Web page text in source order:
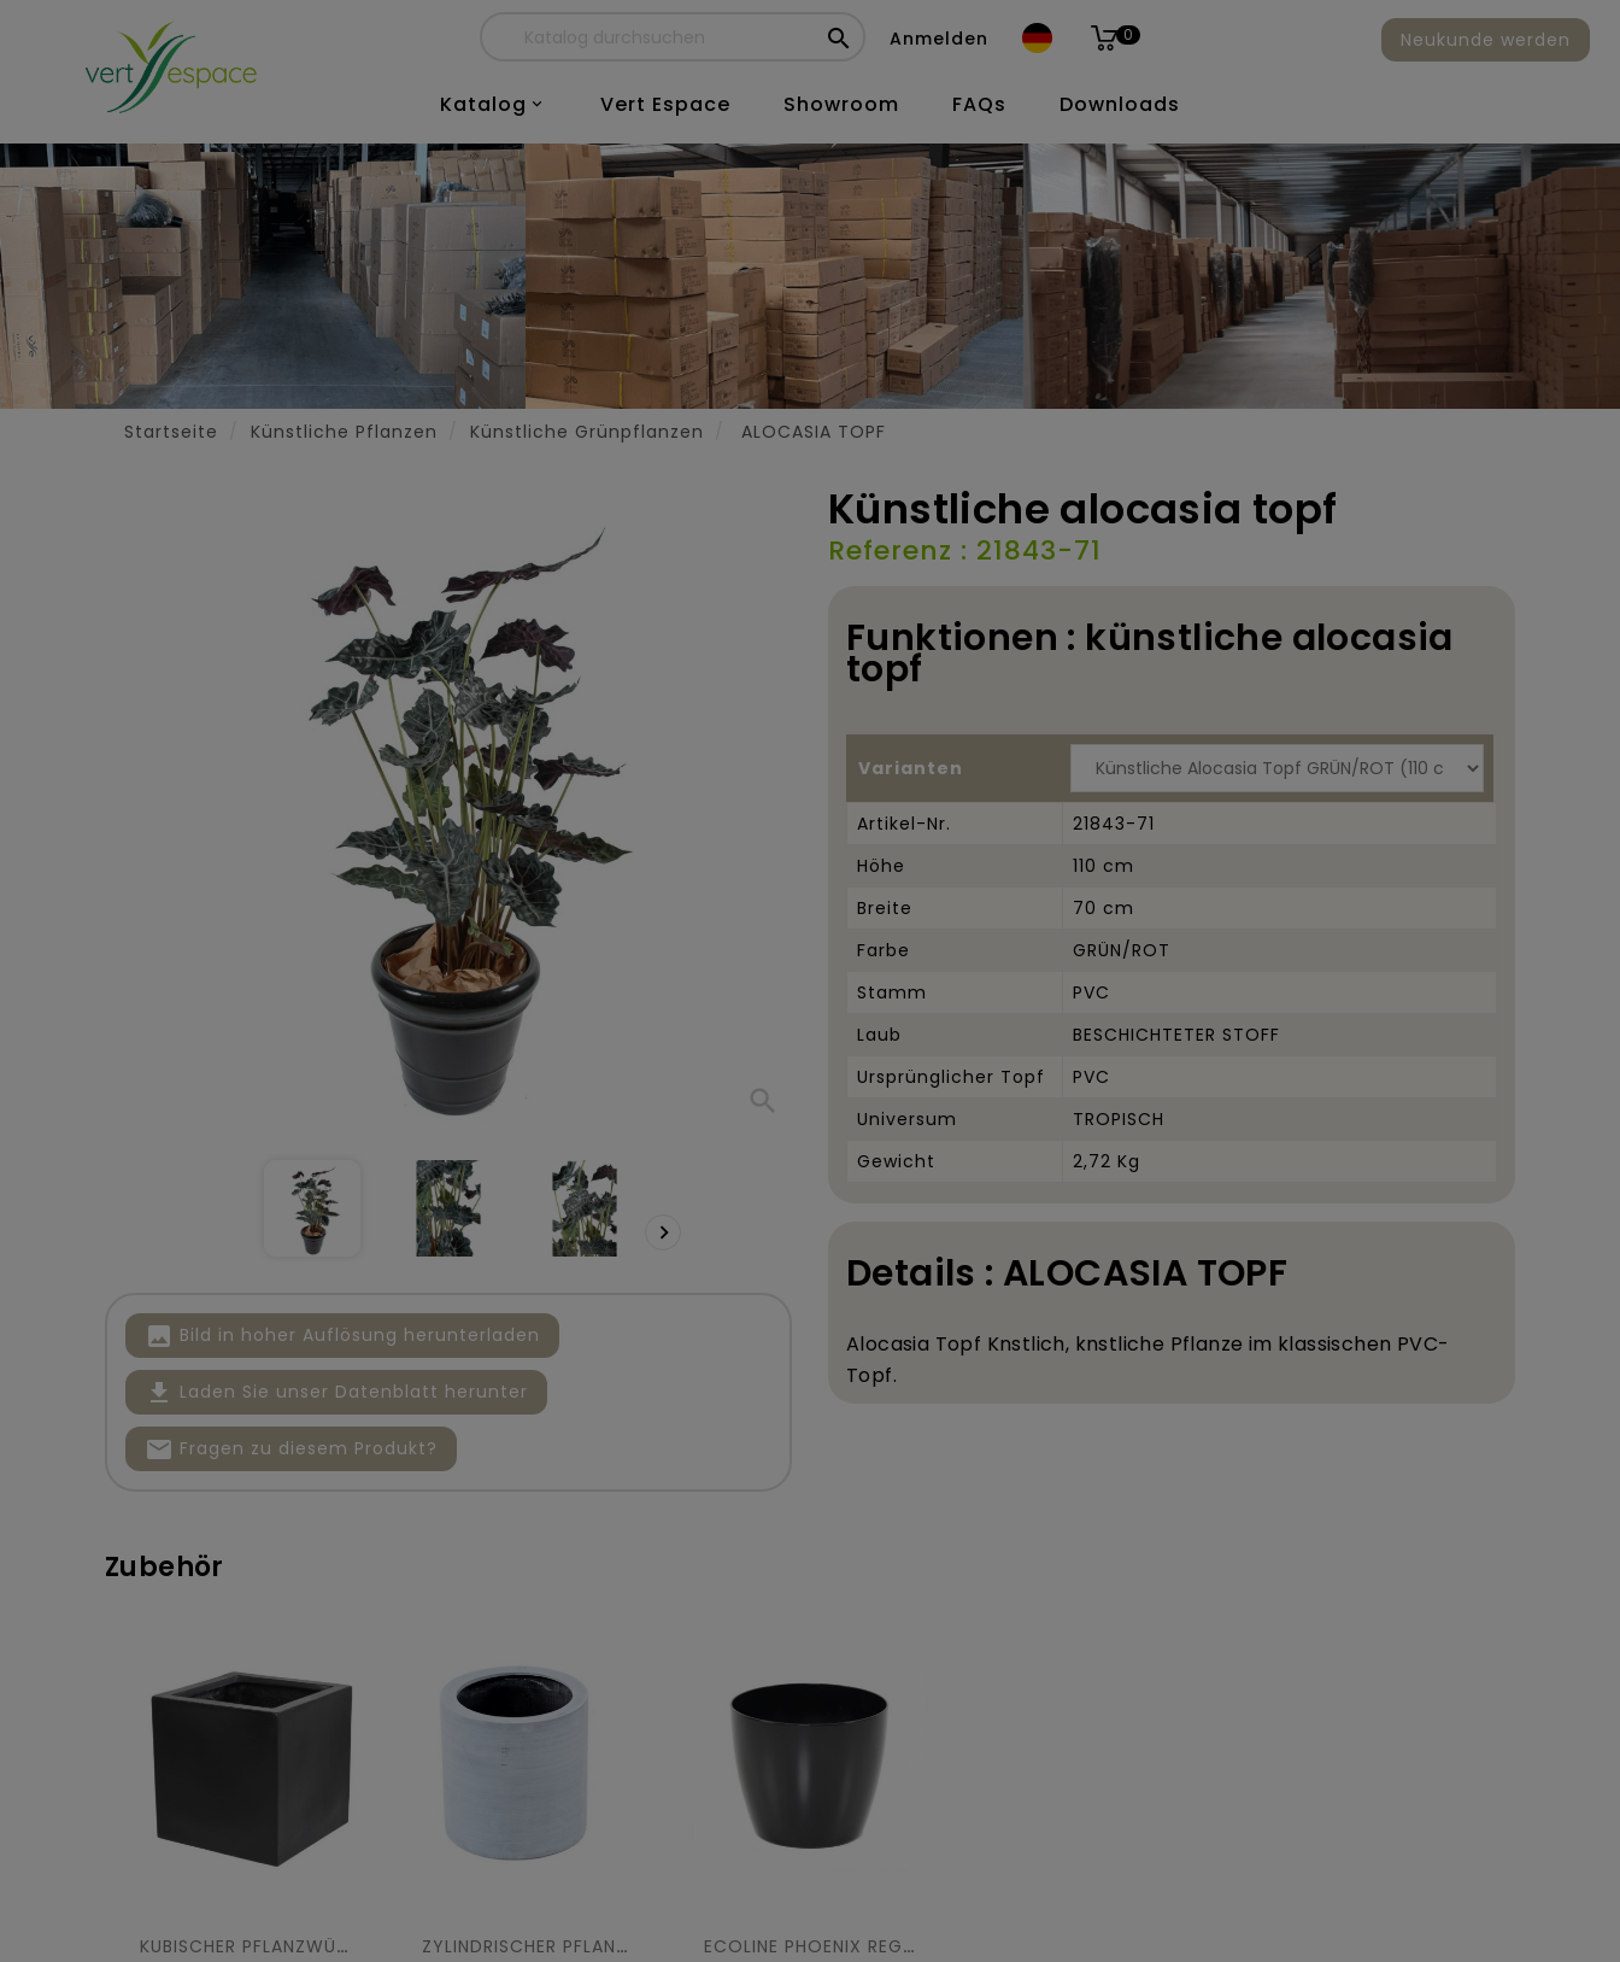
 Anmelden 0

Katalog Vert Espace Showroom FAQs Downloads
Neukunde werden
Startseite Künstliche Pflanzen Künstliche Grünpflanzen ALOCASIA TOPF
search

image Bild in hoher Auflösung herunterladen
file_download Laden Sie unser Datenblatt herunter
mail Fragen zu diesem Produkt?
Künstliche alocasia topf
Referenz : 21843-71
Funktionen : künstliche alocasia
topf
Varianten
Artikel-Nr.
21843-71
Höhe
110 cm
Breite
70 cm
Farbe
GRÜN/ROT
Stamm
PVC
Laub
BESCHICHTETER STOFF
Ursprünglicher Topf
PVC
Universum
TROPISCH
Gewicht
2,72 Kg
Details : ALOCASIA TOPF
Alocasia Topf Knstlich, knstliche Pflanze im klassischen PVC-
Topf.
Zubehör
KUBISCHER PFLANZWÜRFEL FIBER ZYLINDRISCHER PFLANZTOPF FIBER ECOLINE PHOENIX REGULAR PFLANZGEFÄSS